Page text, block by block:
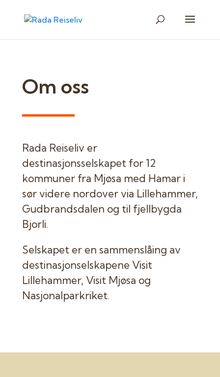
Om oss
Rada Reiseliv er
destinasjonsselskapet for 12
kommuner fra Mjøsa med Hamar i
sør videre nordover via Lillehammer,
Gudbrandsdalen og til fjellbygda
Bjorli.
Selskapet er en sammenslåing av
destinasjonselskapene Visit
Lillehammer, Visit Mjøsa og
Nasjonalparkriket.